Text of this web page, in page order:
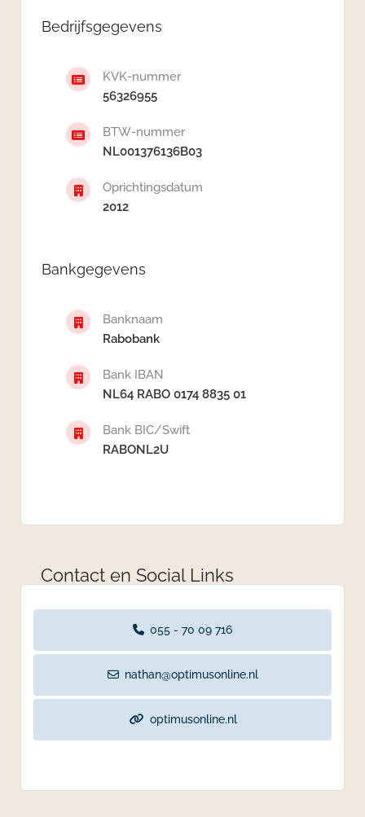
Bedrijfsgegevens
KVK-nummer
56326955
BTW-nummer
NL001376136B03
Oprichtingsdatum
2012
Bankgegevens
Banknaam
Rabobank
Bank IBAN
NL64 RABO 0174 8835 01
Bank BIC/Swift
RABONL2U
Contact en Social Links
055 - 70 09 716
nathan@optimusonline.nl
optimusonline.nl